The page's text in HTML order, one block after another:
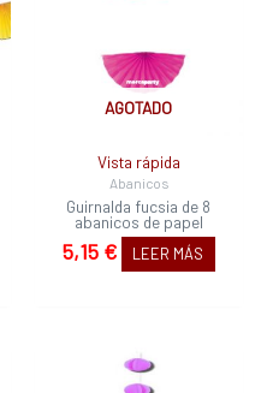
AGOTADO
Vista rápida
Abanicos
Guirnalda fucsia de 8
abanicos de papel
5,15 € LEER MÁS